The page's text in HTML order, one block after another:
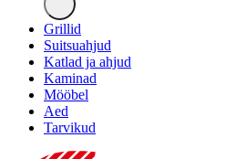
Grillid
Suitsuahjud
Katlad ja ahjud
Kaminad
Mööbel
Aed
Tarvikud